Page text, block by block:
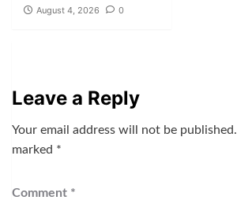
August 4, 2026 0
Leave a Reply
Your email address will not be published.
marked *
Comment *